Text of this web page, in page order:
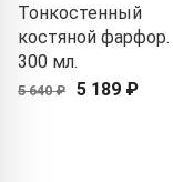
Тонкостенный
костяной фарфор.
300 мл.
5 640 ₽ 5 189 ₽